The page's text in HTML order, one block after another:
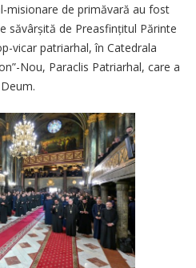
misionare de primăvară au fost
săvâr­șită de Preasfințitul Părinte
vicar patriarhal, în Catedrala
Nou, Paraclis Patriarhal, care a